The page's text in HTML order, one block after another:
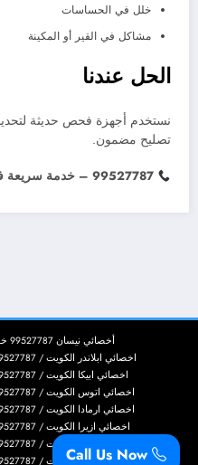
خلل في الحساسات
مشاكل في القير أو المكينة
الحل عندنا
نستخدم أجهزة فحص حديثة
تصليح مضمون.
99527787 – خدمة سريعة في جميع مناطق الكويت
أخصائي نيسان 99527787 خدمة تصليح سيارات نيسان
اخصائي ابلاندر الكويت / 99527787 / كراج تصليح سيارات ابلاندر
اخصائي ابيكا الكويت / 99527787 / كراج تصليح سيارات ابيكا
اخصائي اتوس الكويت / 99527787 / كراج تصليح سيارات اتوس
اخصائي ارمادا الكويت / 99527787 / كراج تصليح سيارات ارمادا
اخصائي ازيرا الكويت / 99527787 / كراج تصليح سيارات ازيرا
اخصائي اسكاليد الكويت / 99527787 / كراج تصليح سيارات اسكاليد
اخصائي اسكيب الكويت / 99527787 / كراج تصليح سيارات اسكيب